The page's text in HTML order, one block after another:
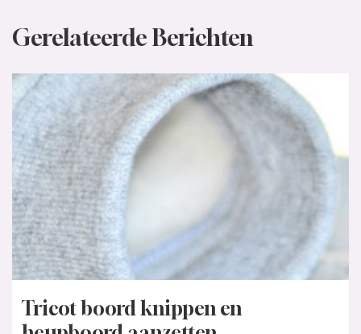
Gerelateerde Berichten
Tricot boord knippen en